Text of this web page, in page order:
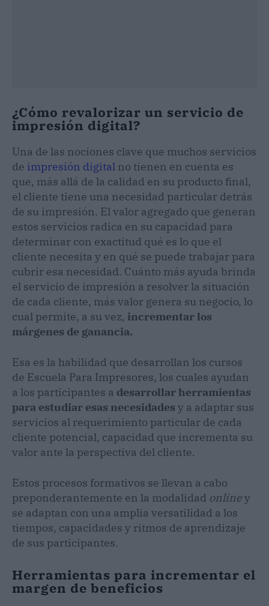
¿Cómo revalorizar un servicio de
impresión digital?
Una de las nociones clave que muchos servicios
de impresión digital no tienen en cuenta es
que, más allá de la calidad en su producto final,
el cliente tiene una necesidad particular detrás
de su impresión. El valor agregado que generan
estos servicios radica en su capacidad para
determinar con exactitud qué es lo que el
cliente necesita y en qué se puede trabajar para
cubrir esa necesidad. Cuánto más ayuda brinda
el servicio de impresión a resolver la situación
de cada cliente, más valor genera su negocio, lo
cual permite, a su vez, incrementar los
márgenes de ganancia.
Esa es la habilidad que desarrollan los cursos
de Escuela Para Impresores, los cuales ayudan
a los participantes a desarrollar herramientas
para estudiar esas necesidades y a adaptar sus
servicios al requerimiento particular de cada
cliente potencial, capacidad que incrementa su
valor ante la perspectiva del cliente.
Estos procesos formativos se llevan a cabo
preponderantemente en la modalidad onliney
se adaptan con una amplia versatilidad a los
tiempos, capacidades y ritmos de aprendizaje
de sus participantes.
Herramientas para incrementar el
margen de beneficios